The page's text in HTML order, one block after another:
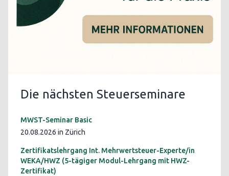
Die nächsten Steuerseminare
MWST-Seminar Basic
20.08.2026 in Zürich
Zertifikatslehrgang Int. Mehrwertsteuer-Experte/in
WEKA/HWZ (5-tägiger Modul-Lehrgang mit HWZ-
Zertifikat)